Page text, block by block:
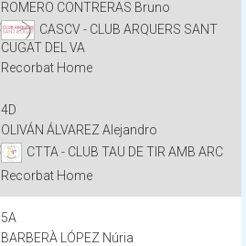
ROMERO CONTRERAS Bruno
CASCV - CLUB ARQUERS SANT
CUGAT DEL VA
Recorbat Home
4D
OLIVÁN ÁLVAREZ Alejandro
CTTA - CLUB TAU DE TIR AMB ARC
Recorbat Home
5A
BARBERÀ LÓPEZ Núria